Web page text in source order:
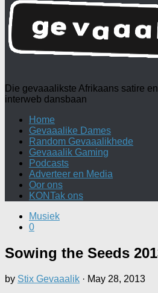
Die gevaaalikste Afrikaans satire
interweb dansbaan
Home
Gevaaalike Dames
Random Gevaaalikhede
Gevaaalik Gaming
Podcasts
Adverteer en Media
Oor ons
KONTak ons
Musiek
0
Sowing the Seeds
by Stix Gevaaalik · May 28, 2013